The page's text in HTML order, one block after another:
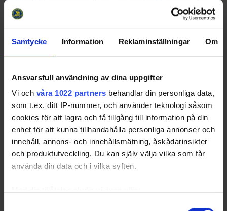
Samtycke Information Reklaminställningar Om
Ansvarsfull användning av dina uppgifter
Vi och våra 1022 partners behandlar din personliga data,
som t.ex. ditt IP-nummer, och använder teknologi såsom
cookies för att lagra och få tillgång till information på din
enhet för att kunna tillhandahålla personliga annonser och
innehåll, annons- och innehållsmätning, åskådarinsikter
och produktutveckling. Du kan själv välja vilka som får
använda din data och i vilka syften.
1
50
Tranås AIF IF
4 Forshaga IF 15 2 5 8 -18
15
15
6
Grästorps IK 15 3 2 10 -16 12